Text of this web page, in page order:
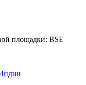
площадки: BSE